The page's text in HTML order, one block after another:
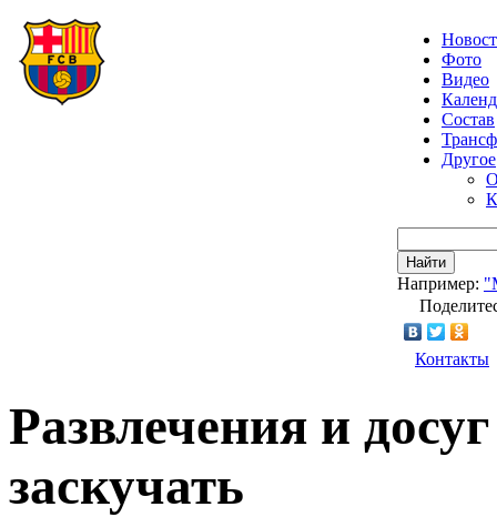
Фото
Видео
Состав
Другое
Найти
Например:
Контакты
Развлечения и
заскучать